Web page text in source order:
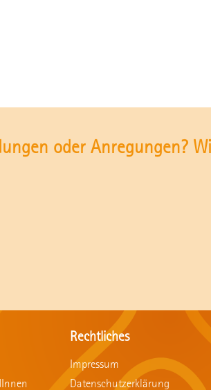
oder Anregungen?
Rechtliches
Impressum
Datenschutzerklärung